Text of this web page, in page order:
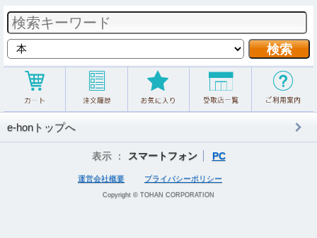
e-honトップへ
表示 ： スマートフォン PC
運営会社概要 プライバシーポリシー
Copyright © TOHAN CORPORATION